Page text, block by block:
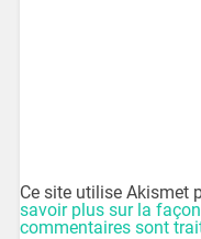
Ce site utilise Akismet
savoir plus sur la
commentaires sont